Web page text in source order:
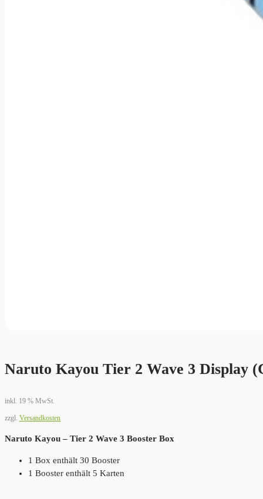
Naruto Kayou Tier 2 Wave 3 Display
inkl. 19 % MwSt.
zzgl. Versandkosten
Naruto Kayou – Tier 2 Wave 3 Booster Box
1 Box enthält 30 Booster
1 Booster enthält 5 Karten